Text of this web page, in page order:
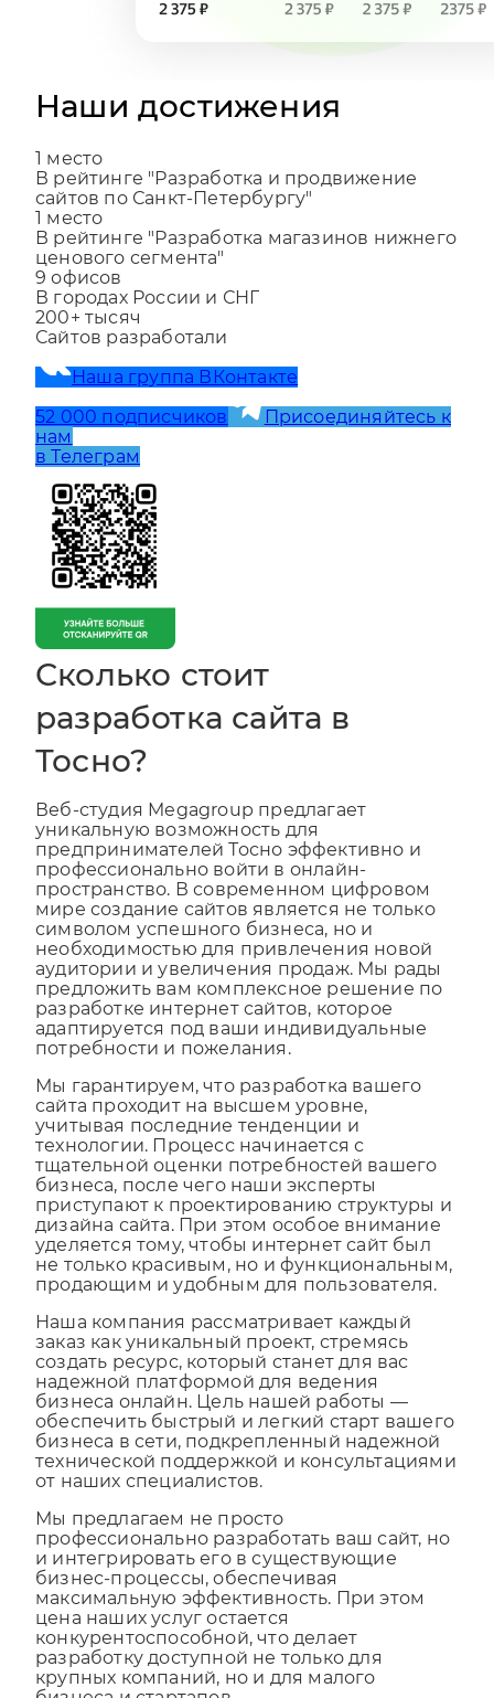
Наши достижения
1место
В рейтинге "Разработка и продвижение
сайтов по Санкт-Петербургу"
1место
В рейтинге "Разработка магазинов нижнего
ценового сегмента"
9 офисов
В городах России и СНГ
200+тысяч
52 000 подписчиков
нам
Сколько стоит
разработка сайта в
Тосно?
Веб-студия Megagroup предлагает
уникальную возможность для
предпринимателей Тосно эффективно и
профессионально войти в онлайн-
пространство. В современном цифровом
мире создание сайтов является не только
символом успешного бизнеса, но и
необходимостью для привлечения новой
аудитории и увеличения продаж. Мы рады
предложить вам комплексное решение по
разработке интернет сайтов, которое
адаптируется под ваши индивидуальные
Мы гарантируем, что разработка вашего
сайта проходит на высшем уровне,
учитывая последние тенденции и
технологии. Процесс начинается с
тщательной оценки потребностей вашего
бизнеса, после чего наши эксперты
приступают к проектированию структуры и
дизайна сайта. При этом особое внимание
уделяется тому, чтобы интернет сайт был
не только красивым, но и функциональным,
Наша компания рассматривает каждый
заказ как уникальный проект, стремясь
создать ресурс, который станет для вас
надежной платформой для ведения
бизнеса онлайн. Цель нашей работы —
обеспечить быстрый и легкий старт вашего
бизнеса в сети, подкрепленный надежной
технической поддержкой и консультациями
Мы предлагаем не просто
профессионально разработать ваш сайт, но
и интегрировать его в существующие
бизнес-процессы, обеспечивая
максимальную эффективность. При этом
цена наших услуг остается
конкурентоспособной, что делает
разработку доступной не только для